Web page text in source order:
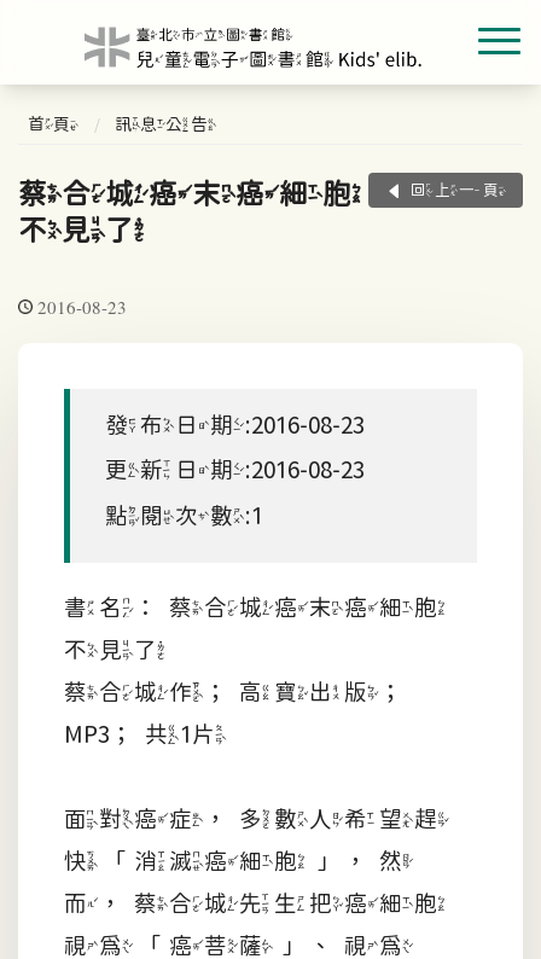
首頁 訊息公告
蔡合城癌末癌細胞
不見了
回上一頁
2016-08-23
發布日期:2016-08-23
更新日期:2016-08-23
點閱次數:1
書名：蔡合城癌末癌細胞
不見了
蔡合城作；高寶出版；
MP3；共1片
面對癌症，多數人希望趕
快「消滅癌細胞」，然
而，蔡合城先生把癌細胞
視為「癌菩薩」、視為